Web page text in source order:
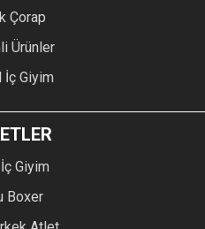
Çorap
Ürünler
İç Giyim
Giyim
Boxer